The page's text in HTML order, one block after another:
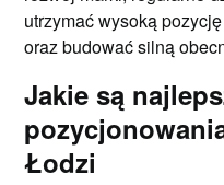
utrzymać wysoką
oraz budować silną
Jakie są
Łodzi